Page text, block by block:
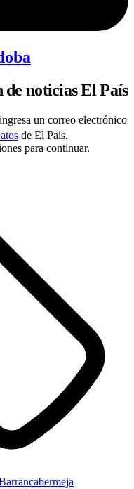
noticias El País
un correo electrónico
de El País.
para continuar.